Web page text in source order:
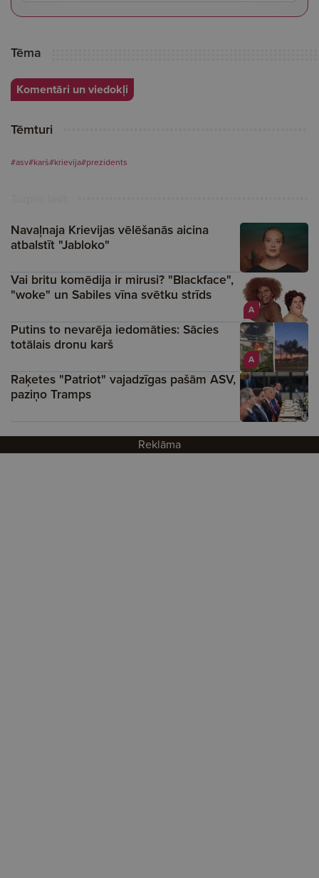
Tēma
Komentāri un viedokļi
Tēmturi
#asv#karš#krievija#prezidents
Navaļnaja Krievijas vēlēšanās aicina
atbalstīt "Jabloko"
A
Vai britu komēdija ir mirusi? "Blackface",
"woke" un Sabiles vīna svētku strīds
A
Putins to nevarēja iedomāties: Sācies
totālais dronu karš
Raķetes "Patriot" vajadzīgas pašām ASV,
paziņo Tramps
Reklāma